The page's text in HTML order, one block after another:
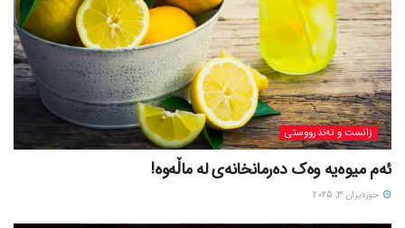
زانست و تەندرووستی
ئەم میوەیە وەک دەرمانخانەی لە ماڵەوە!
حوزه‌یران 3, 2025